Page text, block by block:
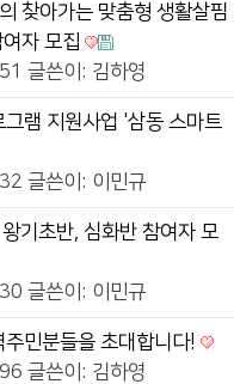
찾아가는 맞춤형 생활살핌
자 모집
글쓴이: 김하영
램 지원사업 '삼동 스마트
글쓴이: 이민규
기초반, 심화반 참여자 모
글쓴이: 이민규
민분들을 초대합니다!
글쓴이: 김하영